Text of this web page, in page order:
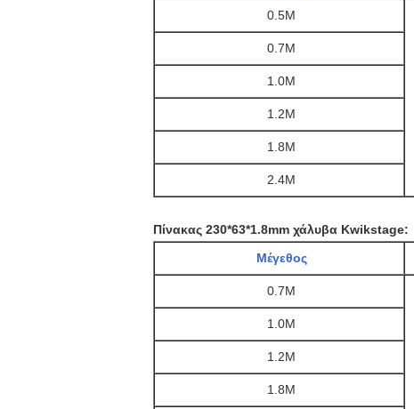
0.5M
0.7M
1.0M
1.2M
1.8M
2.4M
Πίνακας 230*63*1.8mm χάλυβα Kwikstage:
Μέγεθος
0.7M
1.0M
1.2M
1.8M